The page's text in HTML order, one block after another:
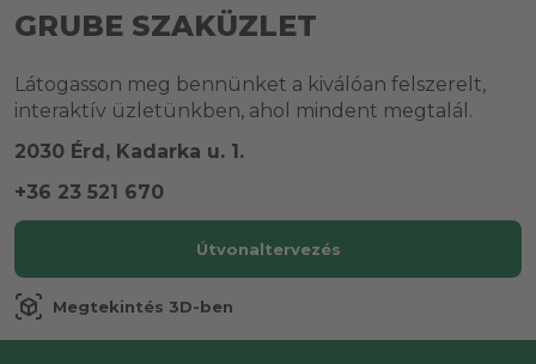
GRUBE SZAKÜZLET
Látogasson meg bennünket a kiválóan felszerelt,
interaktív üzletünkben, ahol mindent megtalál.
2030 Érd, Kadarka u. 1.
+36 23 521 670
Útvonaltervezés
view_in_ar Megtekintés 3D-ben